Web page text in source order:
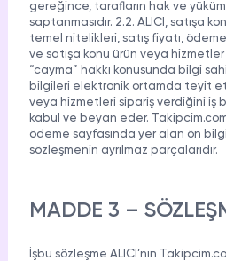
Youtube
Ücretsiz Abone
Youtube
Ücretsiz İzlenme
Youtube
Ücretsiz Beğeni
gereğince, tarafların hak ve
saptanmasıdır. 2.2. ALICI, satışa
temel nitelikleri, satış fiyatı,
ve satışa konu ürün veya
“cayma” hakkı konusunda bilgi
bilgileri elektronik ortamda teyit
veya hizmetleri sipariş verdiğini iş
kabul ve beyan eder.
ödeme sayfasında yer alan ön
sözleşmenin ayrılmaz parçalarıdır.
MADDE 3 –
İşbu sözleşme ALICI’nın